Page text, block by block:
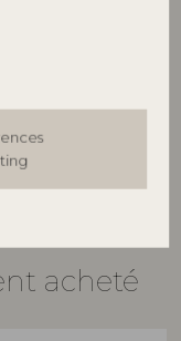
indicatif
acheté